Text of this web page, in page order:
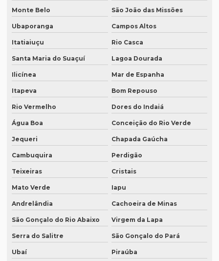
O que é tradução simultânea
O que é tradução técnica
O que é um tradutor técnico?
Onde encontrar um tradutor juramentado?
Onde fazer tradução de artigos em inglês
Onde fazer tradução em bh
Onde fazer tradução em campinas
Onde fazer tradução em curitiba
Onde fazer tradução em fortaleza
Onde fazer tradução de inglês jurídico
Onde fazer tradução juramentada no rio de janeiro
Onde fazer tradução juramentada no rj
Onde fazer tradução juramentada em porto alegre
Onde fazer tradução juramentada em recife
Monte Belo São João das Missões
Ubaporanga Campos Altos
Itatiaiuçu Rio Casca
Santa Maria do Suaçuí Lagoa Dourada
Ilicínea Mar de Espanha
Itapeva Bom Repouso
Rio Vermelho Dores do Indaiá
Água Boa Conceição do Rio Verde
Jequeri Chapada Gaúcha
Cambuquira Perdigão
Teixeiras Cristais
Mato Verde Iapu
Andrelândia Cachoeira de Minas
São Gonçalo do Rio Abaixo Virgem da Lapa
Serra do Salitre São Gonçalo do Pará
Ubaí Piraúba